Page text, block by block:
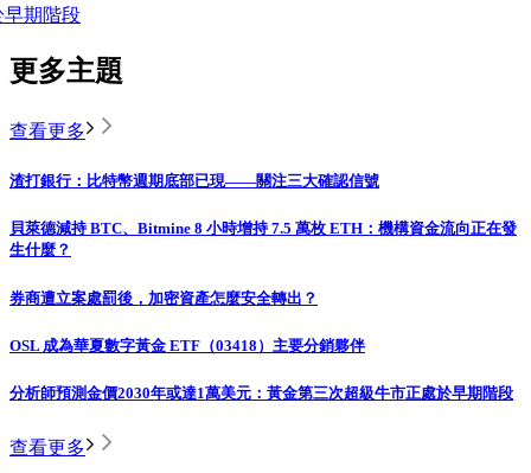
早期階段
更多主題
查看更多
渣打銀行：比特幣週期底部已現——關注三大確認信號
貝萊德減持 BTC、Bitmine 8 小時增持 7.5 萬枚 ETH：機構資金流向正在發
生什麼？
券商遭立案處罰後，加密資產怎麼安全轉出？
OSL 成為華夏數字黃金 ETF（03418）主要分銷夥伴
分析師預測金價2030年或達1萬美元：黃金第三次超級牛市正處於早期階段
查看更多